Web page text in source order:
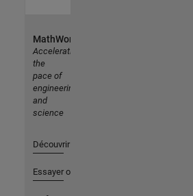
MathWorks
Accelerating
the
pace of
engineering
and
science
Découvrir les produits
Essayer ou acheter